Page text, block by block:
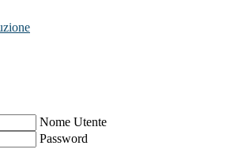
Nome Utente
Password